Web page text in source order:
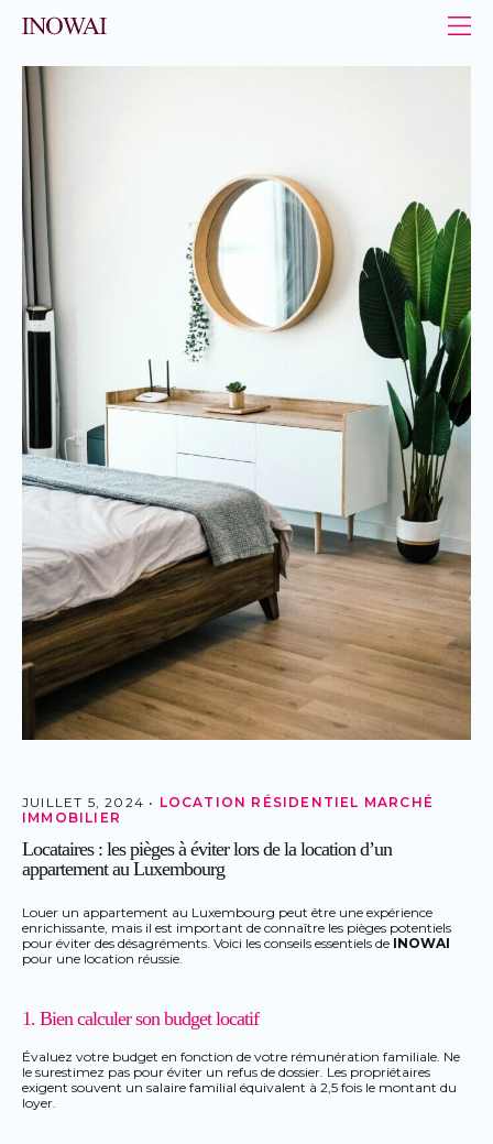
JUILLET 5, 2024 • LOCATION RÉSIDENTIEL MARCHÉ
IMMOBILIER
Locataires : les pièges à éviter lors de la location d’un
appartement au Luxembourg
Louer un appartement au Luxembourg peut être une expérience
enrichissante, mais il est important de connaître les pièges potentiels
pour éviter des désagréments. Voici les conseils essentiels de INOWAI
pour une location réussie.
1. Bien calculer son budget locatif
Évaluez votre budget en fonction de votre rémunération familiale. Ne
le surestimez pas pour éviter un refus de dossier. Les propriétaires
exigent souvent un salaire familial équivalent à 2,5 fois le montant du
loyer.